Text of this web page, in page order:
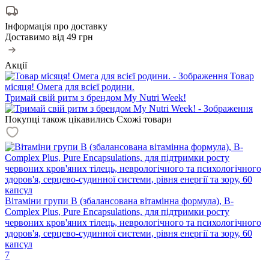
Інформація про доставку
Доставимо від 49 грн
Акції
Товар
місяця! Омега для всієї родини.
Тримай свій ритм з брендом My Nutri Week!
Покупці також цікавились Схожі товари
Вітаміни групи B (збалансована вітамінна формула), B-
Complex Plus, Pure Encapsulations, для підтримки росту
червоних кров'яних тілець, неврологічного та психологічного
здоров'я, серцево-судинної системи, рівня енергії та зору, 60
капсул
7